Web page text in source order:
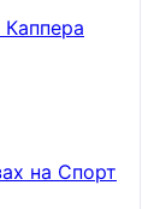
на Спорт